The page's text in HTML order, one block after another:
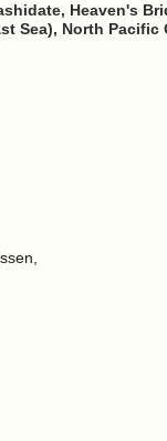
Heaven's
Sea), North Pacific